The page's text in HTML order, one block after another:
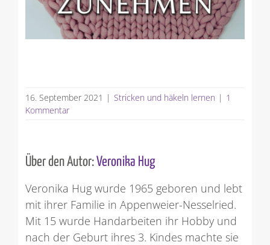
16. September 2021 | Stricken und häkeln lernen | 1
Kommentar
Über den Autor:Veronika Hug
Veronika Hug wurde 1965 geboren und lebt
mit ihrer Familie in Appenweier-Nesselried.
Mit 15 wurde Handarbeiten ihr Hobby und
nach der Geburt ihres 3. Kindes machte sie